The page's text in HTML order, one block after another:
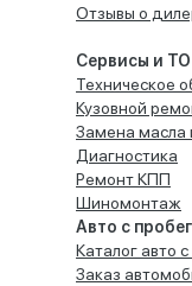
Отзывы о
Сервисы и ТО
Техническое
Кузовной
Замена масла
Диагностика
Ремонт КПП
Шиномонтаж
Авто с
Каталог авто
Заказ